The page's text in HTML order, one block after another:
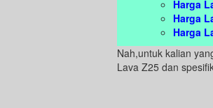
Harga
Harga
Harga
Nah,untuk kalian
Lava Z25 dan